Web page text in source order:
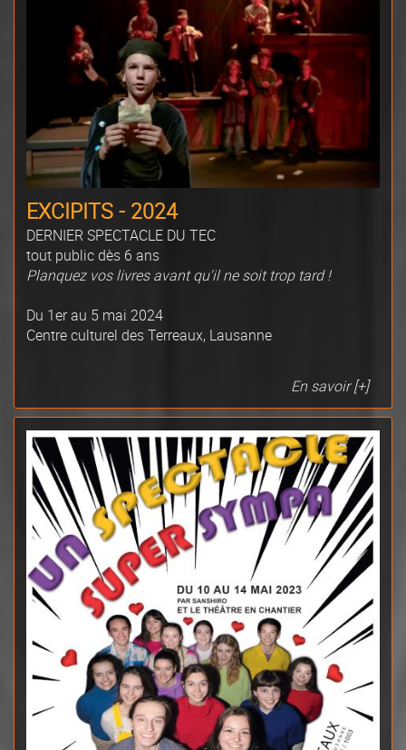
EXCIPITS - 2024
DERNIER SPECTACLE DU TEC
tout public dès 6 ans
Planquez vos livres avant qu'il ne soit trop tard !
Du 1er au 5 mai 2024
Centre culturel des Terreaux, Lausanne
En savoir [+]